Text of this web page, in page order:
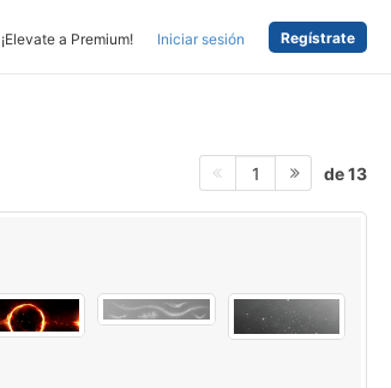
¡Elevate a Premium! Iniciar sesión Regístrate
1 de 13